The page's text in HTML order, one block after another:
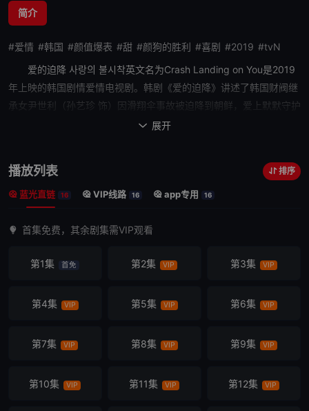
简介
#爱情 #韩国 #颜值爆表 #甜 #颜狗的胜利 #喜剧 #2019 #tvN
爱的迫降 사랑의 불시착英文名为Crash Landing on You是2019
年上映的韩国剧情爱情电视剧。韩剧《爱的迫降》讲述了韩国财阀继
承女尹世利（孙艺珍 饰）因滑翔伞事故被迫降到朝鲜，爱上默默守护
她的朝鲜特级军官（玄彬 饰）的故事。
 展开
播放列表 排序
蓝光直链 16 VIP线路 16 app专用 16
首集免费，其余剧集需VIP观看
第1集 首免 第2集 VIP 第3集 VIP
第4集 VIP 第5集 VIP 第6集 VIP
第7集 VIP 第8集 VIP 第9集 VIP
第10集 VIP 第11集 VIP 第12集 VIP